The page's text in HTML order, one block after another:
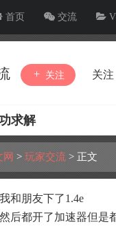
首页 交流
关注 关注
求解
> 玩家交流 > 正文
我和朋友下了1.4e
然后都开了加速器但是